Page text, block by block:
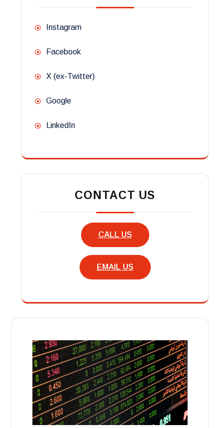
Instagram
Facebook
X (ex-Twitter)
Google
LinkedIn
CONTACT US
CALL US
EMAIL US